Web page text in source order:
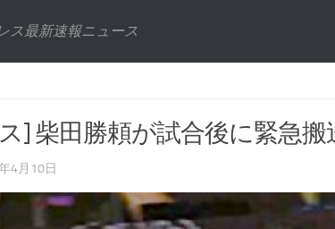
ス最新速報ニュース
] 柴田勝頼が試合後に緊急搬
4月10日